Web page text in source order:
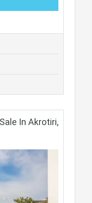
In Akrotiri,